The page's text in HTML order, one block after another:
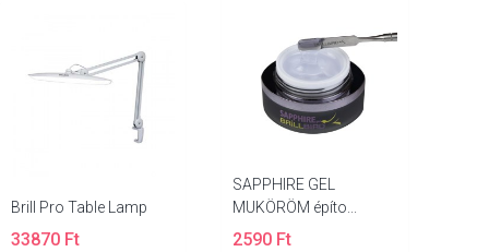
Brill Pro Table Lamp
33870 Ft
SAPPHIRE GEL
MUKÖRÖM építo...
2590 Ft